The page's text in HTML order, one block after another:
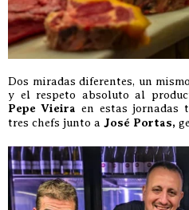
Dos miradas diferentes, un
y el respeto absoluto al
Pepe Vieira en estas jornadas
tres chefs junto a José Portas,